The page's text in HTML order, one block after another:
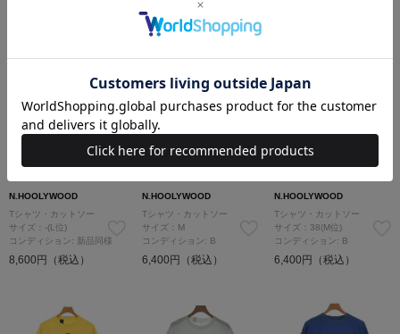
N.HOOLYWOOD
Tシャツ・カットソー
サイズ：-(L位)
コンディション: 新品同様
8,600円（税込）
N.HOOLYWOOD
Tシャツ・カットソー
サイズ：M
コンディション: B
6,400円（税込）
N.HOOLYWOOD
Tシャツ・カットソー
サイズ：38(M位)
コンディション: B
6,400円（税込）